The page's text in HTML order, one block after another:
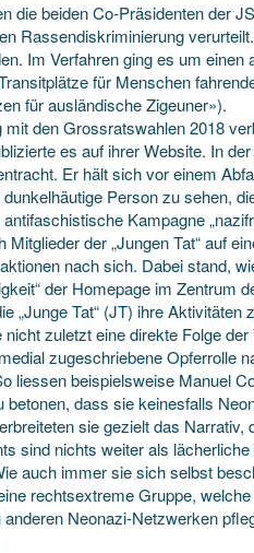
die beiden Co-Präsidenten der
Rassendiskriminierung
Im Verfahren ging es um
für Menschen
für ausländische Zigeuner»).
den Grossratswahlen 2018
es auf ihrer Website. In
Er hält sich vor einem
Person zu sehen,
Kampagne „
Mitglieder der „Jungen Tat“ auf
nach sich. Dabei stand,
der Homepage im Zentrum
„Junge Tat“ (JT) ihre
zuletzt eine direkte Folge
zugeschriebene Opferrolle
liessen beispielsweise Manuel
betonen, dass sie keinesfalls
sie gezielt das
sind nichts weiter als
auch immer sie sich selbst
rechtsextreme Gruppe,
Neonazi-Netzwerken